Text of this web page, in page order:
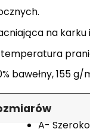
na
bawełny, 155 g/
A-